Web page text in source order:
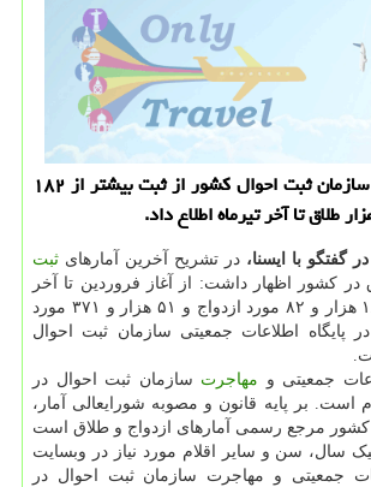
فقط سفر: سخنگوی سازمان ثبت احوال كشور از ثبت بیشتر از ۱۸۲
گفتگو با ایسنا، در تشریح آخرین آمارهای ثبت
در کشور اظهار داشت: از آغاز فروردین تا آخر
تیرماه سالجاری ۱۸۲ هزار و ۸۲ مورد ازدواج و ۵۱ هزار و ۳۷۱ مورد
پایگاه اطلاعات جمعیتی سازمان ثبت احوال
جمعیتی و مهاجرت سازمان ثبت احوال در
بر پایه قانون و مصوبه شورایعالی آمار،
کشور مرجع رسمی آمارهای ازدواج و طلاق است
سال، سن و سایر اقلام مورد نیاز در وبسایت
جمعیتی و مهاجرت سازمان ثبت احوال در